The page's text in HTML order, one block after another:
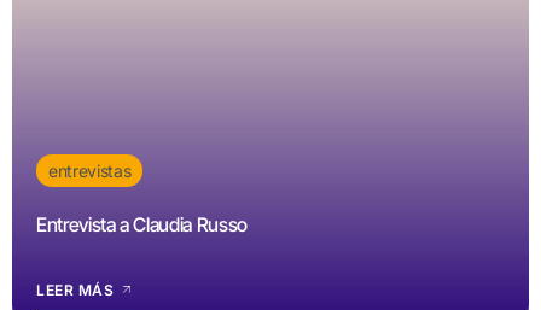
entrevistas
Entrevista a Claudia Russo
LEER MÁS